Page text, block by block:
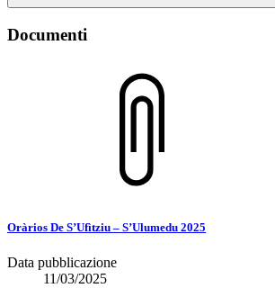
Documenti
Oràrios De S’Ufìtziu – S’Ulumedu 2025
Data pubblicazione
11/03/2025